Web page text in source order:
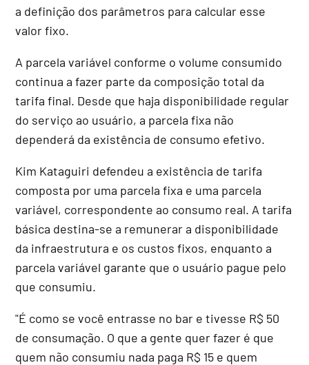
a definição dos parâmetros para calcular esse
valor fixo.
A parcela variável conforme o volume consumido
continua a fazer parte da composição total da
tarifa final. Desde que haja disponibilidade regular
do serviço ao usuário, a parcela fixa não
dependerá da existência de consumo efetivo.
Kim Kataguiri defendeu a existência de tarifa
composta por uma parcela fixa e uma parcela
variável, correspondente ao consumo real. A tarifa
básica destina-se a remunerar a disponibilidade
da infraestrutura e os custos fixos, enquanto a
parcela variável garante que o usuário pague pelo
que consumiu.
"É como se você entrasse no bar e tivesse R$ 50
de consumação. O que a gente quer fazer é que
quem não consumiu nada paga R$ 15 e quem